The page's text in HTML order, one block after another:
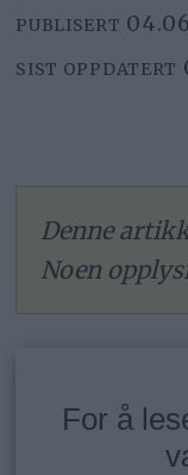
PUBLISERT
SIST OPPDATERT
Denne
Noen
For å